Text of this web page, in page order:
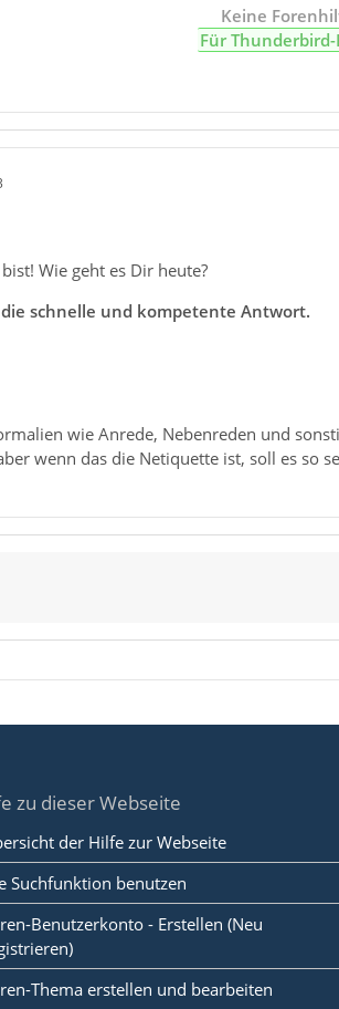
Keine
Für
Wie geht es Dir heute?
schnelle und kompetente Antwort.
wie Anrede, Nebenreden und
wenn das die Netiquette ist, soll es so
zu dieser Webseite
der Hilfe zur Webseite
Suchfunktion benutzen
Benutzerkonto - Erstellen (Neu
Thema erstellen und bearbeiten